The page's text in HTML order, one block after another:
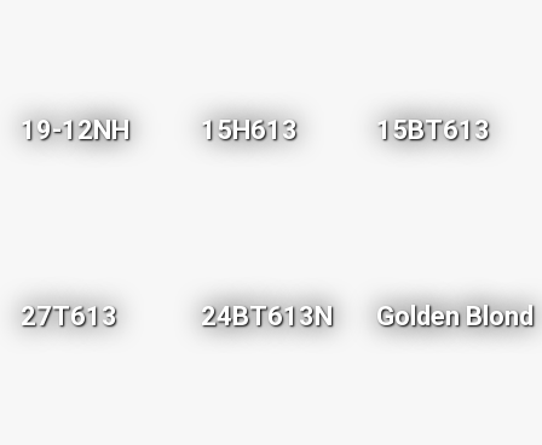
19-12NH 15H613 15BT613
27T613 24BT613N Golden Blond